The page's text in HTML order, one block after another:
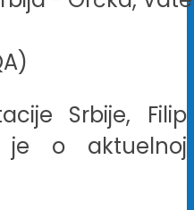
Srbije, Filip
je o aktuelnoj